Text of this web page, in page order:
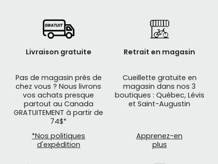
Livraison gratuite
Pas de magasin près de
chez vous ? Nous livrons
vos achats presque
partout au Canada
GRATUITEMENT à partir de
74$*
*Nos politiques
d'expédition
Retrait en magasin
Cueillette gratuite en
magasin dans nos 3
boutiques : Québec, Lévis
et Saint-Augustin
Apprenez-en
plus